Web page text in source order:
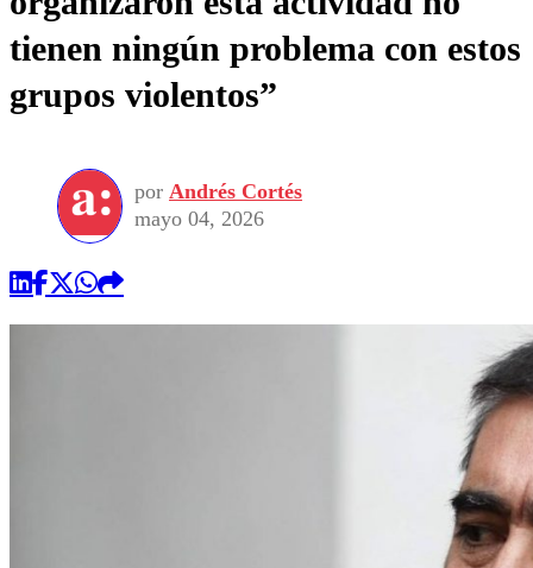
tienen ningún problema con estos
grupos violentos”
por Andrés Cortés
mayo 04, 2026